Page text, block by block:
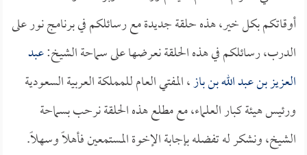
أوقاتكم بكل خير، هذه حلقة جديدة مع رسائلكم في برنامج نور على
الدرب، رسائلكم في هذه الحلقة نعرضها على سماحة الشيخ:عبد
العزيز بن عبد الله بن باز، المفتي العام للمملكة العربية السعودية
ورئيس هيئة كبار العلماء، مع مطلع هذه الحلقة نرحب بسماحة
الشيخ، ونشكر له تفضله بإجابة الإخوة المستمعين فأهلاً وسهلاً.